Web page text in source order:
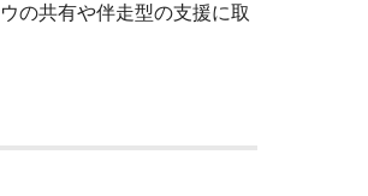
の共有や伴走型の支援に取